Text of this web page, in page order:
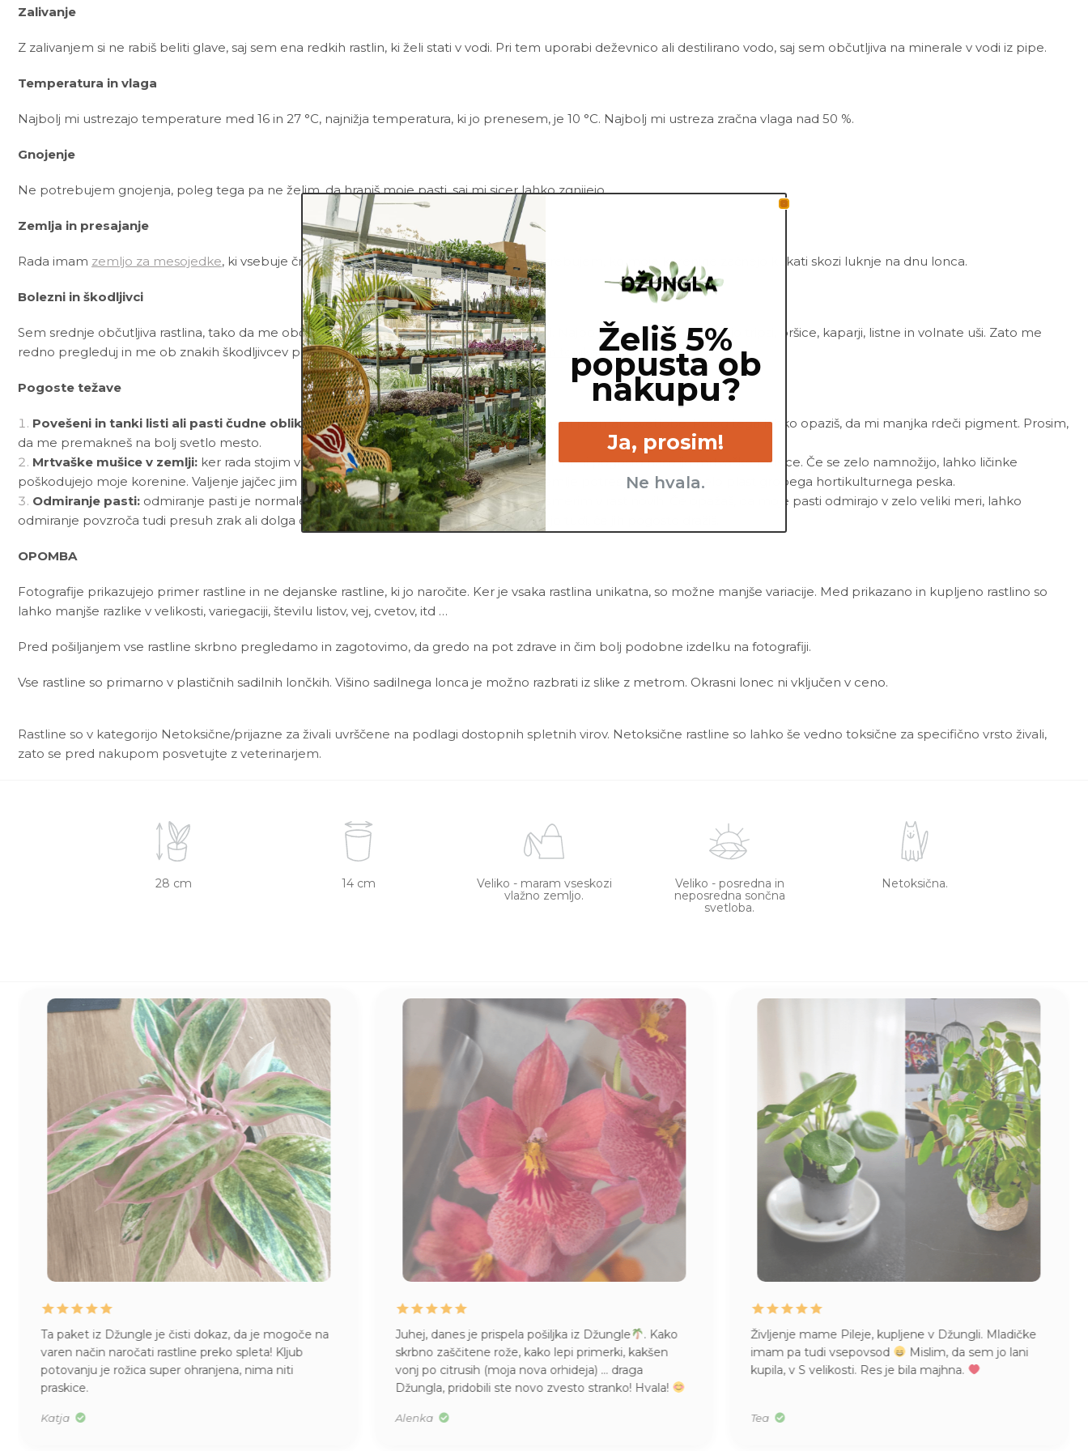
Zalivanje
Z zalivanjem si ne rabiš beliti glave, saj sem ena redkih rastlin, ki želi stati v vodi. Pri tem uporabi deževnico ali destilirano vodo, saj sem občutljiva na minerale v vodi iz pipe.
Temperatura in vlaga
Najbolj mi ustrezajo temperature med 16 in 27 °C, najnižja temperatura, ki jo prenesem, je 10 °C. Najbolj mi ustreza zračna vlaga nad 50 %.
Gnojenje
Ne potrebujem gnojenja, poleg tega pa ne želim, da hraniš moje pasti, saj mi sicer lahko zgnijejo.
Zemlja in presajanje
Rada imam zemljo za mesojedke, ki vsebuje črno šoto in pesek ali perlit. Presajanje potrebujem, ko moje korenine začnejo kukati skozi luknje na dnu lonca.
Bolezni in škodljivci
Sem srednje občutljiva rastlina, tako da me občasno lahko napadejo bolezni in škodljivci. Najbolj pogosto me napadejo tripsi, pršice, kaparji, listne in volnate uši. Zato me
redno pregleduj in me ob znakih škodljivcev pozdravi z insekticidom ali mešanicoNeem tonika in vode.
Pogoste težave
Povešeni in tanki listi ali pasti čudne oblike:največkrat ti želim povedati, da prejemam premalo svetlobe. Poleg tega lahko opaziš, da mi manjka rdeči pigment. Prosim,
da me premakneš na bolj svetlo mesto.
Mrtvaške mušice v zemlji: ker rada stojim v vodi in imam ves čas vlažno zemljo, se pri meni pogosto naselijo mrtvaške mušice. Če se zelo namnožijo, lahko ličinke
poškodujejo moje korenine. Valjenje jajčec jim lahko preprečiš tako, da po vrhu moje zemlje potreseš 5 mm debelo plast grobega hortikulturnega peska.
Odmiranje pasti: odmiranje pasti je normalen del moje rasti, saj s tem energijo preusmerim v rast novih. Če opažaš, da moje pasti odmirajo v zelo veliki meri, lahko
odmiranje povzroča tudi presuh zrak ali dolga obdobja brez zalivanja. Moje pasti odmrejo tudi, če jih pogosto dražiš.
OPOMBA
Fotografije prikazujejo primer rastline in ne dejanske rastline, ki jo naročite. Ker je vsaka rastlina unikatna, so možne manjše variacije. Med prikazano in kupljeno rastlino so
lahko manjše razlike v velikosti, variegaciji, številu listov, vej, cvetov, itd …
Pred pošiljanjem vse rastline skrbno pregledamo in zagotovimo, da gredo na pot zdrave in čim bolj podobne izdelku na fotografiji.
Vse rastline so primarno v plastičnih sadilnih lončkih. Višino sadilnega lonca je možno razbrati iz slike z metrom. Okrasni lonec ni vključen v ceno.
Rastline so v kategorijo Netoksične/prijazne za živali uvrščene na podlagi dostopnih spletnih virov. Netoksične rastline so lahko še vedno toksične za specifično vrsto živali,
zato se pred nakupom posvetujte z veterinarjem.
28 cm 14 cm
Veliko - maram vseskozi
vlažno zemljo.
Veliko - posredna in
neposredna sončna
svetloba.
Netoksična.
Ta paket iz Džungle je čisti dokaz, da je mogoče na
varen način naročati rastline preko spleta! Kljub
potovanju je rožica super ohranjena, nima niti
praskice.
Katja
Juhej, danes je prispela pošiljka iz Džungle
. Kako
skrbno zaščitene rože, kako lepi primerki, kakšen
vonj po citrusih (moja nova orhideja) … draga
Džungla, pridobili ste novo zvesto stranko! Hvala!
Alenka
Življenje mame Pileje, kupljene v Džungli. Mladičke
imam pa tudi vsepovsod
Mislim, da sem jo lani
kupila, v S velikosti. Res je bila majhna.
Tea
Želiš 5%
popusta ob
nakupu?
Ja, prosim!
Ne hvala.